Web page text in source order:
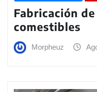
Fabricación
comestibles
Morpheuz